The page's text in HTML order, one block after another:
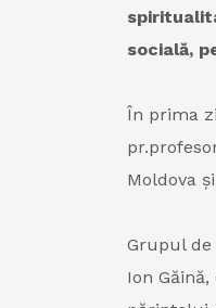
socială,
În prima
Moldova
Grupul
Ion